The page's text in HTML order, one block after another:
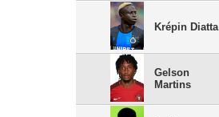
Krépin Diatta
Gelson
Martins